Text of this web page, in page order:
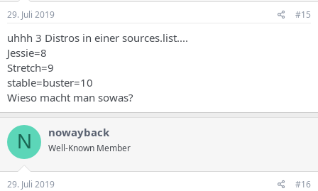
29. Juli 2019 #15
uhhh 3 Distros in einer sources.list....
Jessie=8
Stretch=9
stable=buster=10
Wieso macht man sowas?
N nowayback
Well-Known Member
29. Juli 2019 #16